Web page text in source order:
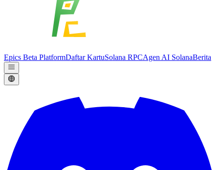
Epics Beta PlatformDaftar KartuSolana RPCAgen AI SolanaBerita